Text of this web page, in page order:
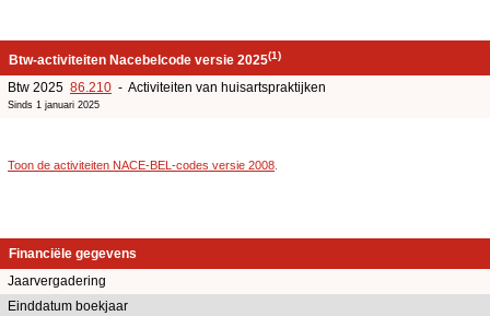
Btw-activiteiten Nacebelcode versie 2025(1)
Btw 2025 86.210 - Activiteiten van huisartspraktijken
Sinds 1 januari 2025
Toon de activiteiten NACE-BEL-codes versie 2008
Financiële gegevens
Jaarvergadering
Einddatum boekjaar